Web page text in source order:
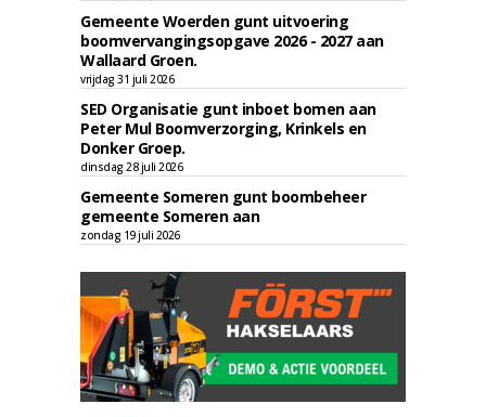
Gemeente Woerden gunt uitvoering
boomvervangingsopgave 2026 - 2027 aan
Wallaard Groen.
vrijdag 31 juli 2026
SED Organisatie gunt inboet bomen aan
Peter Mul Boomverzorging, Krinkels en
Donker Groep.
dinsdag 28 juli 2026
Gemeente Someren gunt boombeheer
gemeente Someren aan
zondag 19 juli 2026